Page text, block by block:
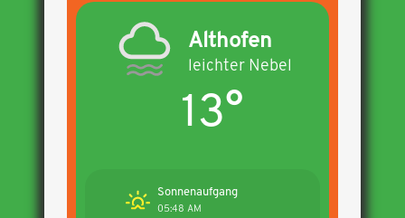
Althofen
leichter Nebel
13°
Sonnenaufgang
05:48 AM